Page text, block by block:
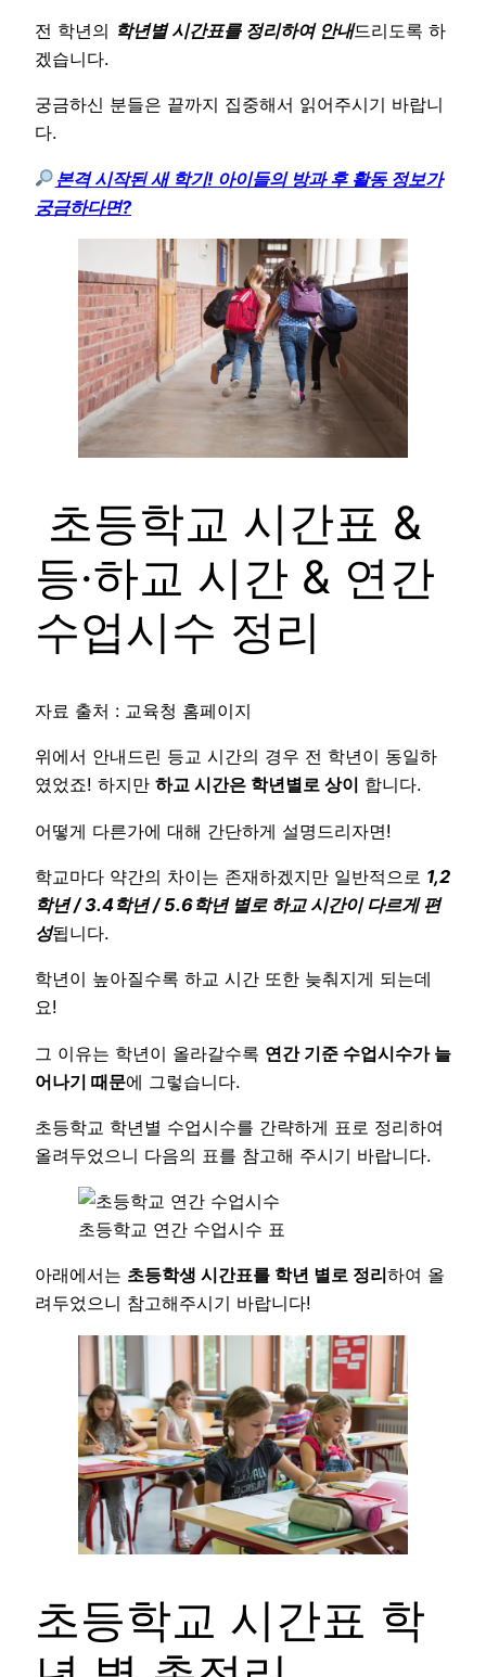
전 학년의 학년별 시간표를 정리하여 안내드리도록 하
겠습니다.
궁금하신 분들은 끝까지 집중해서 읽어주시기 바랍니
다.
본격 시작된 새 학기! 아이들의 방과 후 활동 정보가
궁금하다면?
초등학교 시간표 &
등·하교 시간 & 연간
수업시수 정리
자료 출처 : 교육청 홈페이지
위에서 안내드린 등교 시간의 경우 전 학년이 동일하
였었죠! 하지만 하교 시간은 학년별로 상이 합니다.
어떻게 다른가에 대해 간단하게 설명드리자면!
학교마다 약간의 차이는 존재하겠지만 일반적으로 1,2
학년 / 3.4학년 / 5.6학년 별로 하교 시간이 다르게 편
성됩니다.
학년이 높아질수록 하교 시간 또한 늦춰지게 되는데
요!
그 이유는 학년이 올라갈수록 연간 기준 수업시수가 늘
어나기 때문에 그렇습니다.
초등학교 학년별 수업시수를 간략하게 표로 정리하여
올려두었으니 다음의 표를 참고해 주시기 바랍니다.
초등학교 연간 수업시수 표
아래에서는 초등학생 시간표를 학년 별로 정리하여 올
려두었으니 참고해주시기 바랍니다!
초등학교 시간표 학